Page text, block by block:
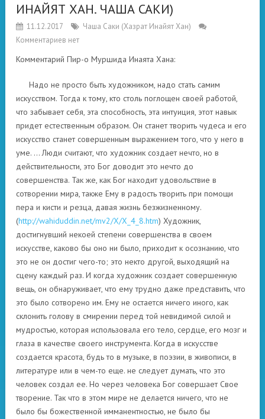
ИНАЙЯТ ХАН. ЧАША САКИ)
11.12.2017
Чаша Саки (Хазрат Инайят Хан)
Комментариев нет
Комментарий Пир-о Муршида Инаята Хана:
Надо не просто быть художником, надо стать самим
искусством. Тогда к тому, кто столь поглощен своей работой,
что забывает себя, эта способность, эта интуиция, этот навык
придет естественным образом. Он станет творить чудеса и его
искусство станет совершенным выражением того, что у него в
уме. … Люди считают, что художник создает нечто, но в
действительности, это Бог доводит это нечто до
совершенства. Так же, как Бог находит удовольствие в
сотворении мира, также Ему в радость творить при помощи
пера и кисти и резца, давая жизнь безжизненному.
(http://wahiduddin.net/mv2/X/X_4_8.htm) Художник,
достигнувший некоей степени совершенства в своем
искусстве, каково бы оно ни было, приходит к осознанию, что
это не он достиг чего-то; это некто другой, выходящий на
сцену каждый раз. И когда художник создает совершенную
вещь, он обнаруживает, что ему трудно даже представить, что
это было сотворено им. Ему не остается ничего иного, как
склонить голову в смирении перед той невидимой силой и
мудростью, которая использовала его тело, сердце, его мозг и
глаза в качестве своего инструмента. Когда в искусстве
создается красота, будь то в музыке, в поэзии, в живописи, в
литературе или в чем-то еще. не следует думать, что это
человек создал ее. Но через человека Бог совершает Свое
творение. Так что в этом мире не делается ничего, что не
было бы божественной имманентностью, не было бы